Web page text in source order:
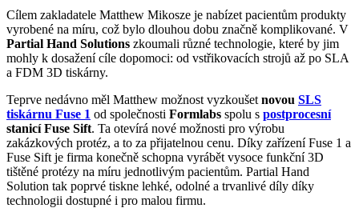
Cílem zakladatele Matthew Mikosze je nabízet pacientům produkty
vyrobené na míru, což bylo dlouhou dobu značně komplikované. V
Partial Hand Solutions zkoumali různé technologie, které by jim
mohly k dosažení cíle dopomoci: od vstřikovacích strojů až po SLA
a FDM 3D tiskárny.
Teprve nedávno měl Matthew možnost vyzkoušetnovou SLS
tiskárnu Fuse 1 od společnosti Formlabs spolu s postprocesní
stanicí Fuse Sift. Ta otevírá nové možnosti pro výrobu
zakázkových protéz, a to za přijatelnou cenu. Díky zařízení Fuse 1 a
Fuse Sift je firma konečně schopna vyrábět vysoce funkční 3D
tištěné protézy na míru jednotlivým pacientům. Partial Hand
Solution tak poprvé tiskne lehké, odolné a trvanlivé díly díky
technologii dostupné i pro malou firmu.